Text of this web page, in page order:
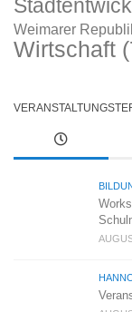
Weimarer
Wirtschaft